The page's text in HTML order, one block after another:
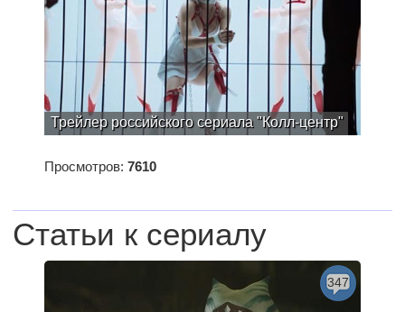
Трейлер российского сериала "Колл-центр"
Просмотров: 7610
Статьи к сериалу
347